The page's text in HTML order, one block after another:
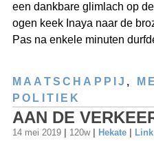
een dankbare glimlach op
ogen keek Inaya naar de
Pas na enkele minuten
MAATSCHAPPIJ ,
POLITIEK
AAN DE
14 mei 2019 120w Hekate Link